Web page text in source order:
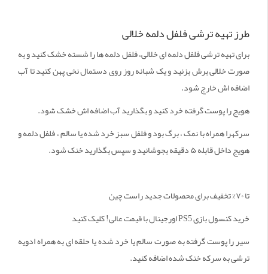
طرز تهیه ترشی فلفل دلمه خلالی
برای تهیه ترشی فلفل دلمه ای خلالی، فلفل دلمه ها را شسته خشک کنید و به
صورت خلالی برش بزنید و یک شبانه روز روی دستمال نخی پهن کنید تا آب
اضافه اش خارج شود.
هویج را پوست گرفته خرد کنید و بگذارید آب اضافه اش خشک شود.
سرکهرا همراه با نمک ، برگ بود و فلفل سبز خرد شده یا سالم ، فلفل دلمه و
هویج داخل قابله ۵ دقیقه بجوشانید و سپس بگذارید خنک شود.
تا ۷۰% تخفیف برای محصولات جدید راست چین
خرید کنسول بازی PS5 اورجینال با قیمت عالی! کلیک کنید
سیر را پوست گرفته به صورت سالم یا خرد شده یا حلقه ای به همراه ادویه
ترشی به سرکه خنک شده اضافه کنید.